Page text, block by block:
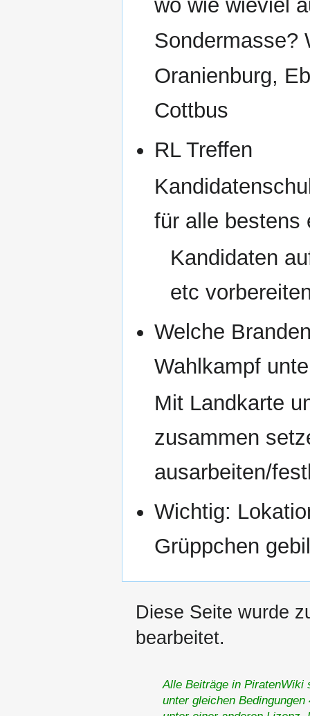
wo wie wieviel
Sondermasse?
Oranienburg,
Cottbus
RL Treffen
für alle bestens
Kandidaten
etc
Welche
Wahlkampf
Mit Landkarte
zusammen
ausarbeiten/
Wichtig:
Grüppchen
Diese Seite wurde
bearbeitet.
Alle Beiträge in PiratenWiki
unter gleichen